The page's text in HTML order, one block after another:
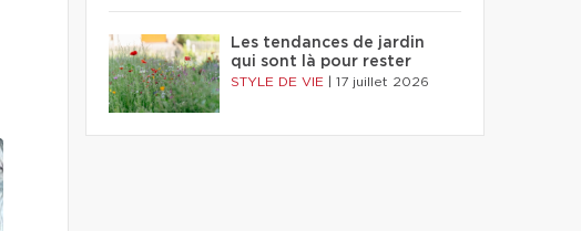
Les tendances de jardin
qui sont là pour rester
STYLE DE VIE 17 juillet 2026